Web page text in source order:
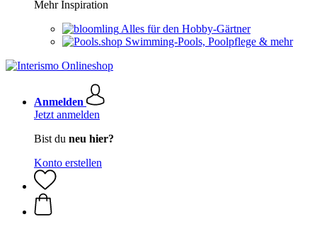
Mehr Inspiration
Alles für den Hobby-Gärtner
Swimming-Pools, Poolpflege & mehr
Anmelden
Jetzt anmelden
Bist du neu hier?
Konto erstellen